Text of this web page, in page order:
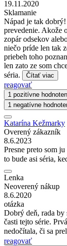
19.11.2020
Sklamanie
Nápad je tak
prevedenie. Akože
zopár odsekov
niečo príde len tak
priebeh toho
len zato ze som
séria.
Čítať viac
reagovať
1 pozitívne
1 negatívne
Katarína Kežmarky
Overený zákazník
8.6.2023
Presne preto som
to bude asi séria,
Lenka
Neoverený nákup
8.6.2020
otázka
Dobrý deň, rada by
časti tejto série.
nedočítala, či sa
reagovať